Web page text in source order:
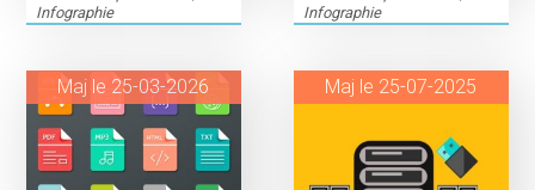
Infographie
Infographie
Maj le 25-03-2026 Maj le 25-07-2025